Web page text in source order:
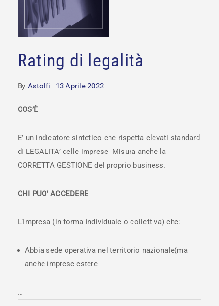
Rating di legalità
By Astolfi 13 Aprile 2022
COS’È
E’ un indicatore sintetico che rispetta elevati standard
di LEGALITA’ delle imprese. Misura anche la
CORRETTA GESTIONE del proprio business.
CHI PUO’ ACCEDERE
L’Impresa (in forma individuale o collettiva) che:
Abbia sede operativa nel territorio nazionale(ma
anche imprese estere
…